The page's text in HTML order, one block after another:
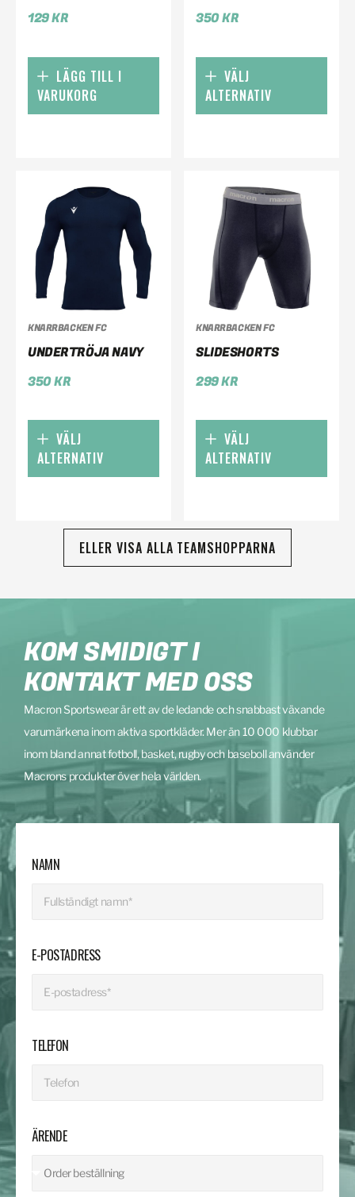
129KR
LÄGG TILL I
VARUKORG
350KR
VÄLJ
ALTERNATIV
KNARRBACKEN FC
UNDERTRÖJA NAVY
350KR
VÄLJ
ALTERNATIV
KNARRBACKEN FC
SLIDESHORTS
299KR
VÄLJ
ALTERNATIV
ELLER VISA ALLA TEAMSHOPPARNA
KOM SMIDIGT I
KONTAKT MED OSS
Macron Sportswear är ett av de ledande och snabbast växande
varumärkena inom aktiva sportkläder. Mer än 10 000 klubbar
inom bland annat fotboll, basket, rugby och baseboll använder
Macrons produkter över hela världen.
NAMN
E-POSTADRESS
TELEFON
ÄRENDE